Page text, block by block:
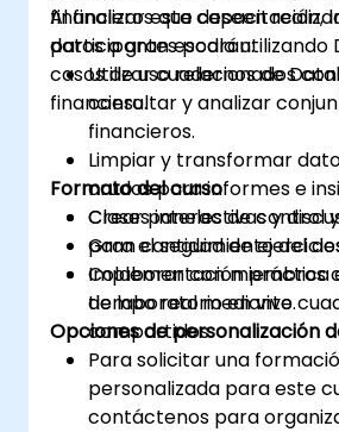
financieros que deseen
datos a gran escala utilizando
casos de uso relacionados
financiero.
Al finalizar esta capacitación,
participantes podrán:
Utilizar cuadernos de
consultar y analizar
financieros.
Limpiar y transformar
crudos para informes e
Crear paneles de control
para el seguimiento del
Colaborar con miembros
tiempo real mediante
compartidos.
Formato del curso
Clases interactivas y
Gran cantidad de
Implementación práctica
de laboratorio en vivo.
Opciones de personalización
Para solicitar una
personalizada para este
contáctenos para